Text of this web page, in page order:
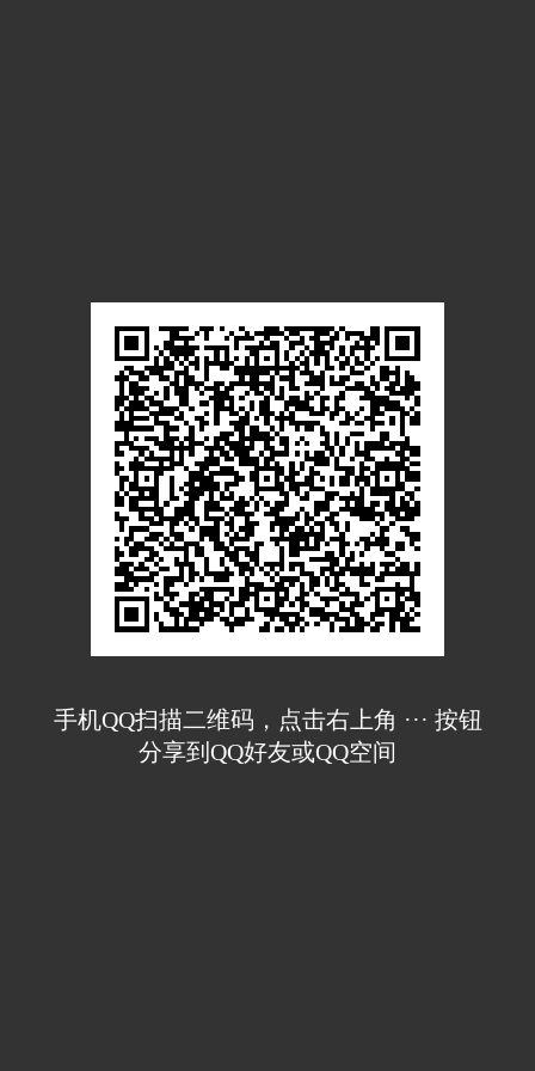
手机QQ扫描二维码，点击右上角 ··· 按钮
分享到QQ好友或QQ空间